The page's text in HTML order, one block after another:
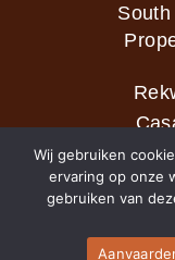
Wij gebruiken
ervaring op onze
gebruiken van